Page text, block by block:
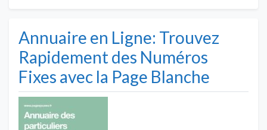
Annuaire en Ligne: Trouvez
Rapidement des Numéros
Fixes avec la Page Blanche